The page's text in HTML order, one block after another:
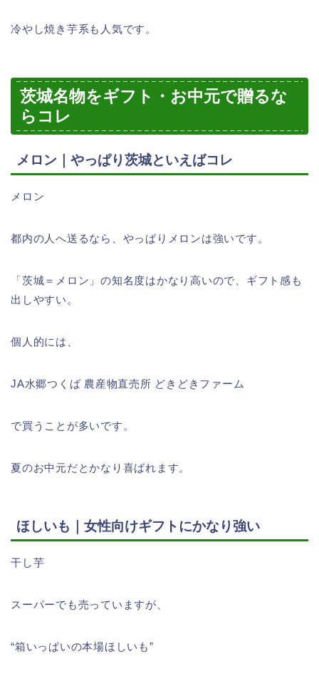
冷やし焼き芋系も人気です。
茨城名物をギフト・お中元で贈るな
らコレ
メロン｜やっぱり茨城といえばコレ
メロン
都内の人へ送るなら、やっぱりメロンは強いです。
「茨城＝メロン」の知名度はかなり高いので、ギフト感も
出しやすい。
個人的には、
JA水郷つくば 農産物直売所 どきどきファーム
で買うことが多いです。
夏のお中元だとかなり喜ばれます。
ほしいも｜女性向けギフトにかなり強い
干し芋
スーパーでも売っていますが、
“箱いっぱいの本場ほしいも”